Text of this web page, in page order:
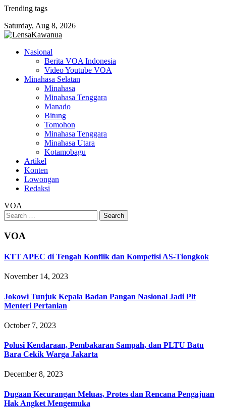
Skip
content
Trending tags
Saturday, Aug 8, 2026
Nasional
Berita VOA Indonesia
Video Youtube VOA
Minahasa Selatan
Minahasa
Minahasa Tenggara
Manado
Bitung
Tomohon
Minahasa Tenggara
Minahasa Utara
Kotamobagu
Artikel
Konten
Lowongan
Redaksi
VOA
Search
for:
VOA
KTT APEC di Tengah Konflik dan Kompetisi AS-Tiongkok
November 14, 2023
Jokowi Tunjuk Kepala Badan Pangan Nasional Jadi Plt
Menteri Pertanian
October 7, 2023
Polusi Kendaraan, Pembakaran Sampah, dan PLTU Batu
Bara Cekik Warga Jakarta
December 8, 2023
Dugaan Kecurangan Meluas, Protes dan Rencana Pengajuan
Hak Angket Mengemuka